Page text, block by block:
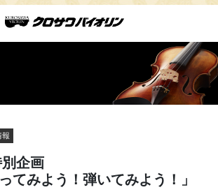
報
企画
てみよう！弾いてみよう！」